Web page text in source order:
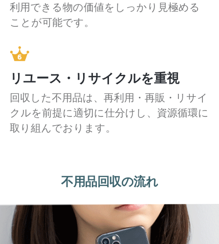
利用できる物の価値をしっかり見極める
ことが可能です。
リユース・リサイクルを重視
回収した不用品は、再利用・再販・リサイ
クルを前提に適切に仕分けし、資源循環に
取り組んでおります。
不用品回収の流れ